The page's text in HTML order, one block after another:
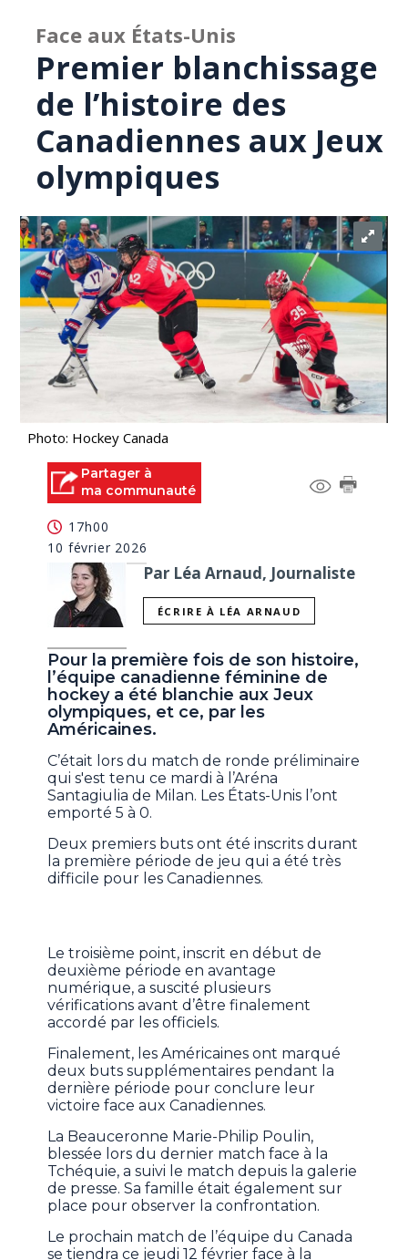
Face aux États-Unis
Premier blanchissage
de l’histoire des
Canadiennes aux Jeux
olympiques
Photo: Hockey Canada
Partager à
ma communauté
17h00
10 février 2026
Par Léa Arnaud, Journaliste
ÉCRIRE À LÉA ARNAUD
Pour la première fois de son histoire,
l’équipe canadienne féminine de
hockey a été blanchie aux Jeux
olympiques, et ce, par les
Américaines.
C’était lors du match de ronde préliminaire
qui s'est tenu ce mardi à l’Aréna
Santagiulia de Milan. Les États-Unis l’ont
emporté 5 à 0.
Deux premiers buts ont été inscrits durant
la première période de jeu qui a été très
difficile pour les Canadiennes.
Le troisième point, inscrit en début de
deuxième période en avantage
numérique, a suscité plusieurs
vérifications avant d’être finalement
accordé par les officiels.
Finalement, les Américaines ont marqué
deux buts supplémentaires pendant la
dernière période pour conclure leur
victoire face aux Canadiennes.
La Beauceronne Marie-Philip Poulin,
blessée lors du dernier match face à la
Tchéquie, a suivi le match depuis la galerie
de presse. Sa famille était également sur
place pour observer la confrontation.
Le prochain match de l’équipe du Canada
se tiendra ce jeudi 12 février face à la